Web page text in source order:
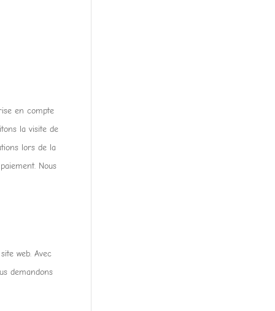
en compte
la visite de
lors de la
Nous
web. Avec
demandons